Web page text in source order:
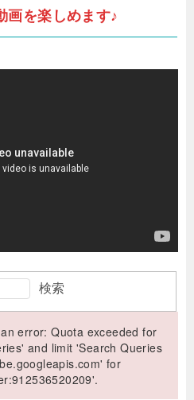
画を楽しめます♪
検索
error: Quota exceeded for
and limit 'Search Queries
for